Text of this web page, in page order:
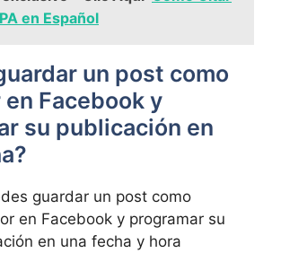
en Español
un‌ post como
Facebook ⁤y
su publicación en
guardar un‍ post ‌como
en Facebook y programar su
en una fecha y hora